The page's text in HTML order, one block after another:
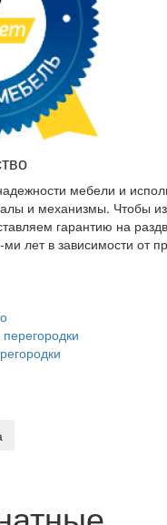
мебели и
и механизмы. Чтобы
гарантию на
лет в зависимости от